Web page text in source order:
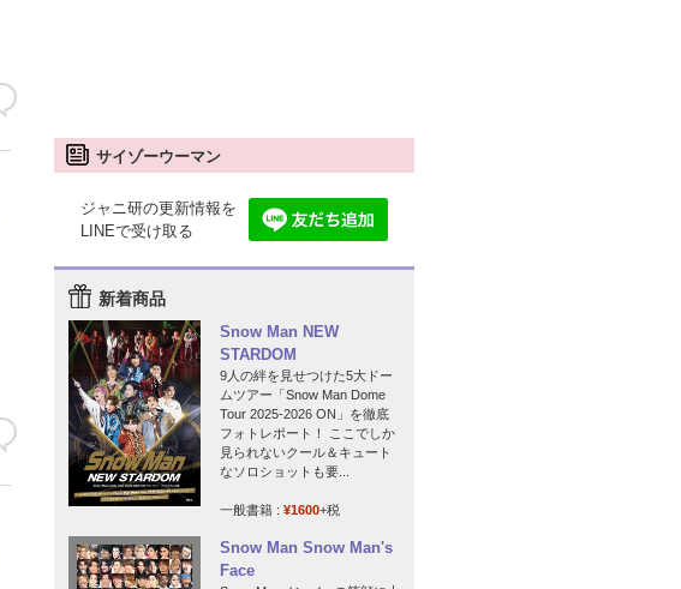
サイゾーウーマン
ジャニ研の更新情報を
LINEで受け取る
新着商品
Snow Man NEW
STARDOM
9人の絆を見せつけた5大ドー
ムツアー「Snow Man Dome
Tour 2025-2026 ON」を徹底
フォトレポート！ ここでしか
見られないクール＆キュート
なソロショットも要...
一般書籍 : ¥1600+税
Snow Man Snow Man's
Face